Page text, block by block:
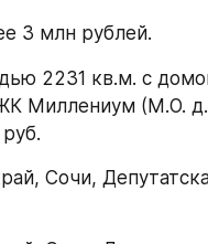
3 млн рублей.
Миллениум (М.О. д.